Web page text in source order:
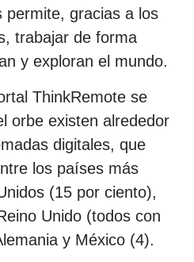
permite, gracias a los
trabajar de forma
y exploran el mundo.
ThinkRemote se
orbe existen alrededor
digitales, que
los países más
(15 por ciento),
Unido (todos con
y México (4).